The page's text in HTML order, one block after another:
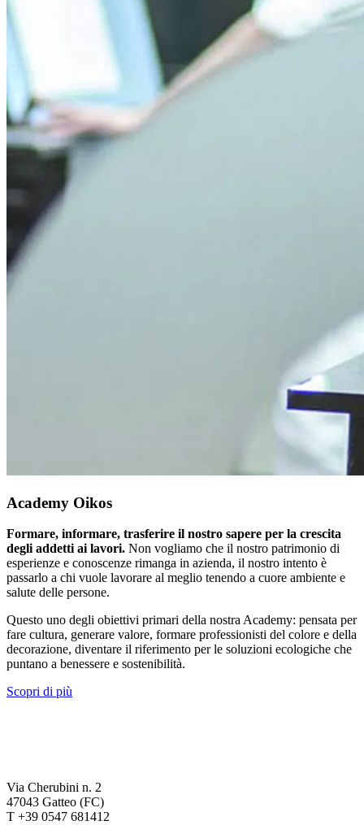
Academy Oikos
Formare, informare, trasferire il nostro sapere per la crescita
degli addetti ai lavori. Non vogliamo che il nostro patrimonio di
esperienze e conoscenze rimanga in azienda, il nostro intento è
passarlo a chi vuole lavorare al meglio tenendo a cuore ambiente e
salute delle persone.
Questo uno degli obiettivi primari della nostra Academy: pensata per
fare cultura, generare valore, formare professionisti del colore e della
decorazione, diventare il riferimento per le soluzioni ecologiche che
puntano a benessere e sostenibilità.
Scopri di più
Via Cherubini n. 2
47043 Gatteo (FC)
T +39 0547 681412